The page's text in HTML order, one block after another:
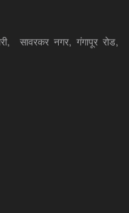
सावरकर नगर, गंगापूर रोड,